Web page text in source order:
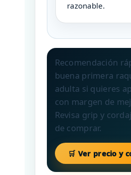
razonable.
Recomendación
buena primera
adulta si quieres
con margen de
Revisa grip y
de comprar.
🛒 Ver precio y